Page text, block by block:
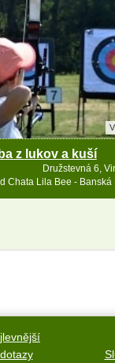
z lukov a kuší
Družstevná 6,
Chata Lila Bee -